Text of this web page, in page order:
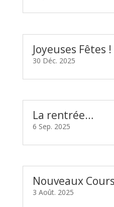
Joyeuses Fêtes !
30 Déc. 2025
La rentrée…
6 Sep. 2025
Nouveaux
3 Août. 2025